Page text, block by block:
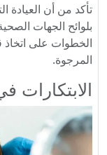
تأكد من أن
بلوائح الجهات
الخطوات على اتخاذ
المرجوة.
الابتكارات